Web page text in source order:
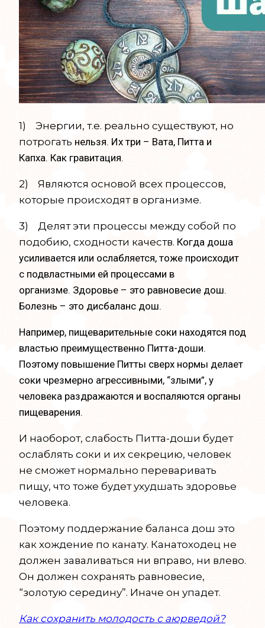
1) Энергии, т.е. реально существуют, но
потрогать нельзя. Их три – Вата, Питта и
Капха. Как гравитация.
2) Являются основой всех процессов,
которые происходят в организме.
3) Делят эти процессы между собой по
подобию, сходности качеств. Когда доша
усиливается или ослабляется, тоже происходит
с подвластными ей процессами в
организме. Здоровье – это равновесие дош.
Болезнь – это дисбаланс дош.
Например, пищеварительные соки находятся под
властью преимущественно Питта-доши.
Поэтому повышение Питты сверх нормы делает
соки чрезмерно агрессивными, “злыми”, у
человека раздражаются и воспаляются органы
пищеварения.
И наоборот, слабость Питта-доши будет
ослаблять соки и их секрецию, человек
не сможет нормально переваривать
пищу, что тоже будет ухудшать здоровье
человека.
Поэтому поддержание баланса дош это
как хождение по канату. Канатоходец не
должен заваливаться ни вправо, ни влево.
Он должен сохранять равновесие,
“золотую середину”. Иначе он упадет.
Как сохранить молодость с аюрведой?